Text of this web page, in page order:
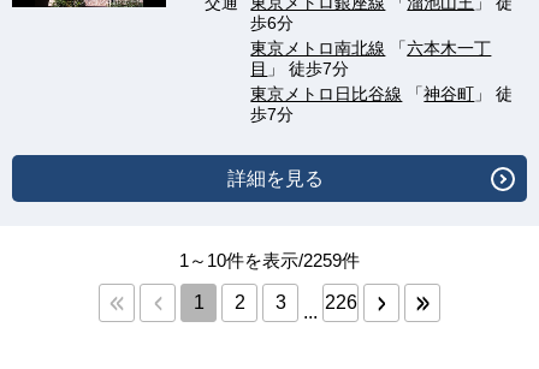
歩6分
東京メトロ南北線 「六本木一丁
目 」 徒歩7分
東京メトロ日比谷線 「神谷町 」 徒
歩7分
詳細を見る
1～10件を表示/2259件
1 2 3 ... 226